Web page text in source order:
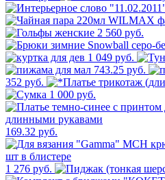
2 560 руб.
1 049 руб.
743.25 руб.
352 руб.
1 000 руб.
169.32 руб.
1 276 руб.